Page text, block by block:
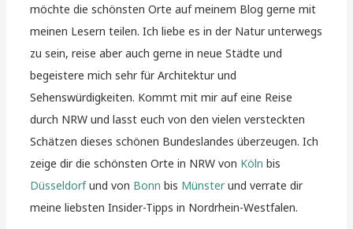
möchte die schönsten Orte auf meinem Blog gerne mit
meinen Lesern teilen. Ich liebe es in der Natur unterwegs
zu sein, reise aber auch gerne in neue Städte und
begeistere mich sehr für Architektur und
Sehenswürdigkeiten. Kommt mit mir auf eine Reise
durch NRW und lasst euch von den vielen versteckten
Schätzen dieses schönen Bundeslandes überzeugen. Ich
zeige dir die schönsten Orte in NRW von Köln bis
Düsseldorfund von Bonn bis Münsterund verrate dir
meine liebsten Insider-Tipps in Nordrhein-Westfalen.